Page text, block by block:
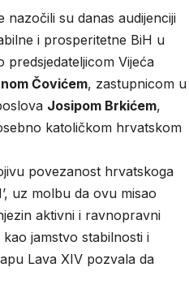
su danas audijenciji
i prosperitetne BiH u
Vijeća
Čovićem, zastupnicom u
Josipom Brkićem,
katoličkom hrvatskom
povezanost hrvatskoga
uz molbu da ovu misao
aktivni i ravnopravni
jamstvo stabilnosti i
Lava XIV pozvala da